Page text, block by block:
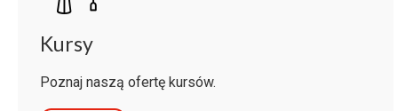
Kursy
Poznaj naszą ofertę kursów.